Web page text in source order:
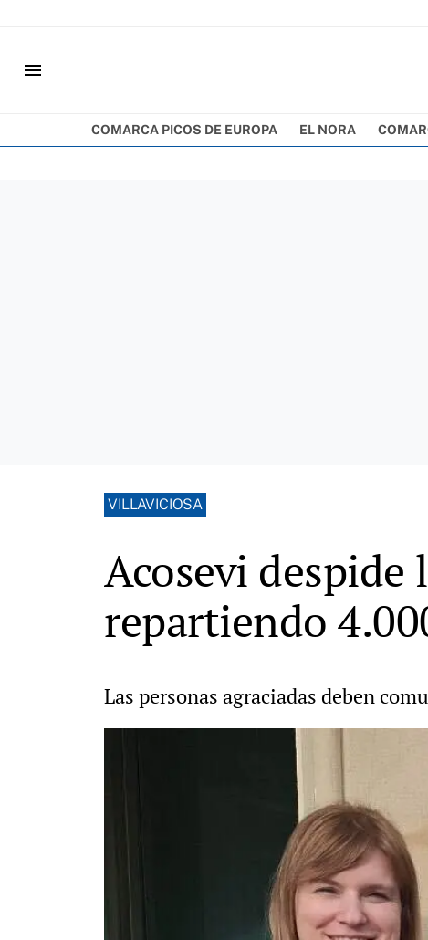
menu
COMARCA PICOS DE EUROPA EL NORA
VILLAVICIOSA
Acosevi
repartiendo
Las personas agraciadas deben